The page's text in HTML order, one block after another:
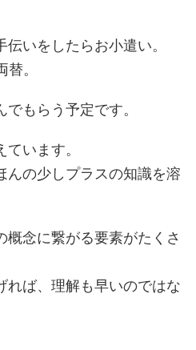
いをしたらお小遣い。
。
もらう予定です。
います。
んの少しプラスの知識を溶
概念に繋がる要素がたくさ
れば、理解も早いのではな